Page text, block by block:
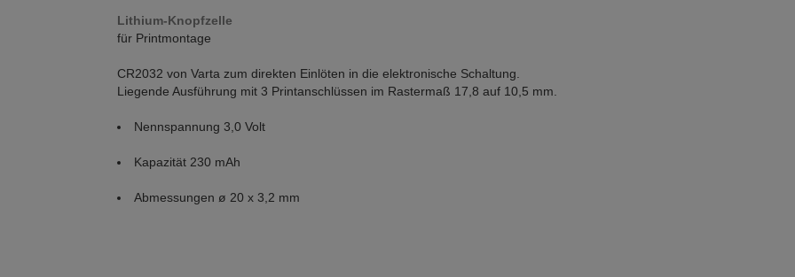
Lithium-Knopfzelle
für Printmontage
CR2032 von Varta zum direkten Einlöten in die elektronische Schaltung.
Liegende Ausführung mit 3 Printanschlüssen im Rastermaß 17,8 auf 10,5 mm.
Nennspannung 3,0 Volt
Kapazität 230 mAh
Abmessungen ø 20 x 3,2 mm